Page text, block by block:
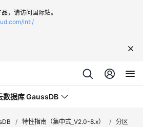
，请访问国际站。
intl/
数据库 GaussDB
/ 特性指南（集中式_V2.0-8.x） / 分区